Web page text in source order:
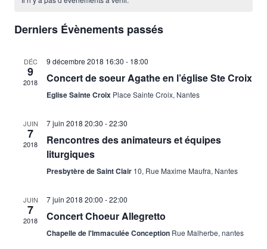
Derniers Évènements passés
DÉC
9
2018
9 décembre 2018 16:30 - 18:00
Concert de soeur Agathe en l’église Ste Croix
Eglise Sainte Croix Place Sainte Croix, Nantes
JUIN
7
2018
7 juin 2018 20:30 -22:30
Rencontres des animateurs et équipes
liturgiques
Presbytère de Saint Clair 10, Rue Maxime Maufra, Nantes
JUIN
7
2018
7 juin 2018 20:00 -22:00
Concert Choeur Allegretto
Chapelle de l'Immaculée Conception Rue Malherbe, nantes